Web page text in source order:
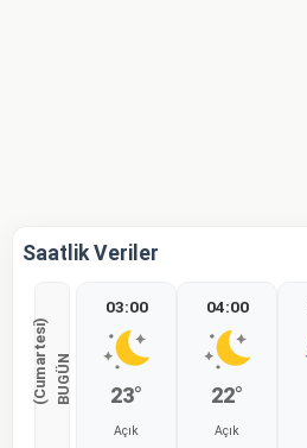
Saatlik Veriler
B
U
G
Ü
N
(
C
u
m
a
r
t
e
s
i
)
03:00
23°
Açık
04:00
22°
Açık